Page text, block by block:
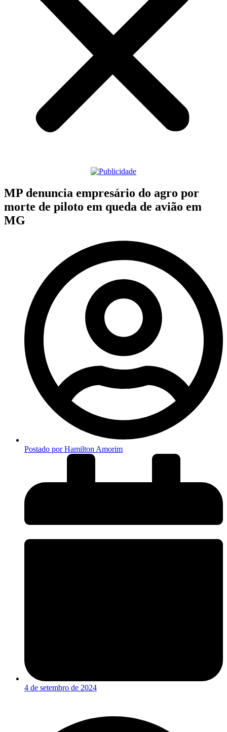
MP denuncia empresário do agro por
morte de piloto em queda de avião em
MG
Postado porHamilton Amorim
4 de setembro de 2024